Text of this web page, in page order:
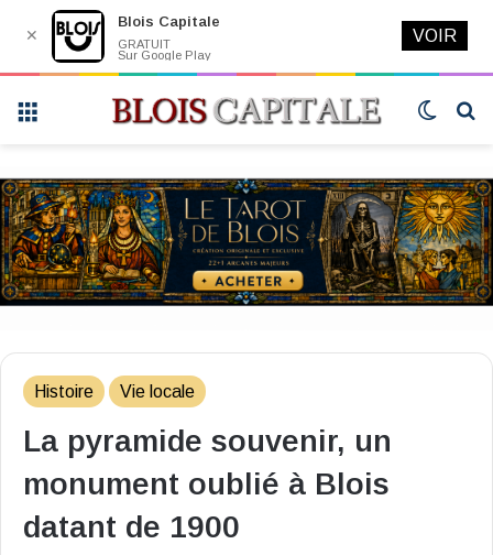
Switch
Histoire Vie locale
La pyramide souvenir, un
monument oublié à Blois
datant de 1900
✕
Blois Capitale
GRATUIT
Sur Google Play
VOIR